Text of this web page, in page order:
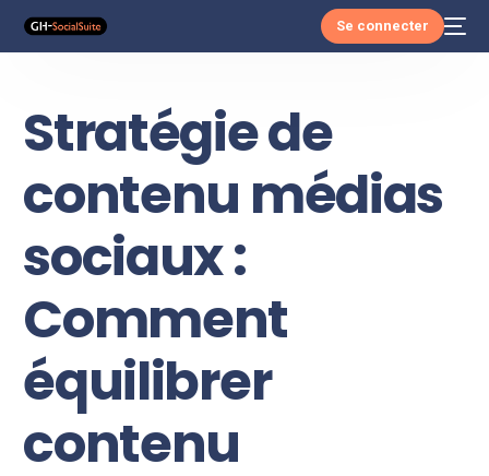
Se connecter
Stratégie de
contenu médias
sociaux :
Comment
équilibrer
contenu